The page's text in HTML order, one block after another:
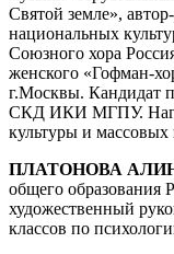
Святой земле»,
национальных
Союзного хора
женского «Гофман-
г.Москвы. Кандидат
СКД ИКИ МГПУ.
культуры и
ПЛАТОНОВА
общего образования
художественный
классов по